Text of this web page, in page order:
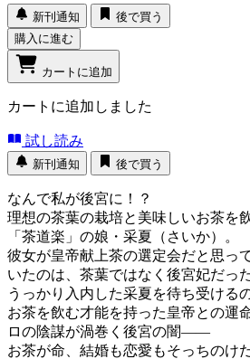
新刊通知
後で買う
購入に進む
カートに追加
カートに追加しました
試し読み
新刊通知 後で買う
なんで私が後宮に！？
理想の茶葉の栽培と美味しいお茶を
「茶道楽」の娘・采夏（さいか）。
彼女が皇帝献上茶の選定会だと思っ
いたのは、茶葉ではなく後宮妃だった
うっかり入内した采夏を待ち受ける
お茶を飲む才能を持った皇帝との運
ロの陰謀が渦巻く後宮の闇――
お茶が命、結婚も恋愛もそっちのけ